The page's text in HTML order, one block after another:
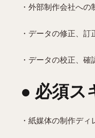
・外部制作会社へ
・データの修正、訂
・データの校正、
● 必須ス
・紙媒体の制作デ